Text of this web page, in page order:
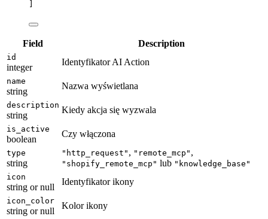
Field Description
id
integer
Identyfikator AI Action
name
string
Nazwa wyświetlana
description
string
Kiedy akcja się wyzwala
is_active
boolean
Czy włączona
type
string
"http_request" , "remote_mcp" ,
"shopify_remote_mcp" lub "knowledge_base"
icon
string or null
Identyfikator ikony
icon_color
string or null
Kolor ikony